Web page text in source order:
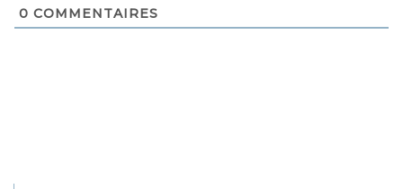
0 COMMENTAIRES